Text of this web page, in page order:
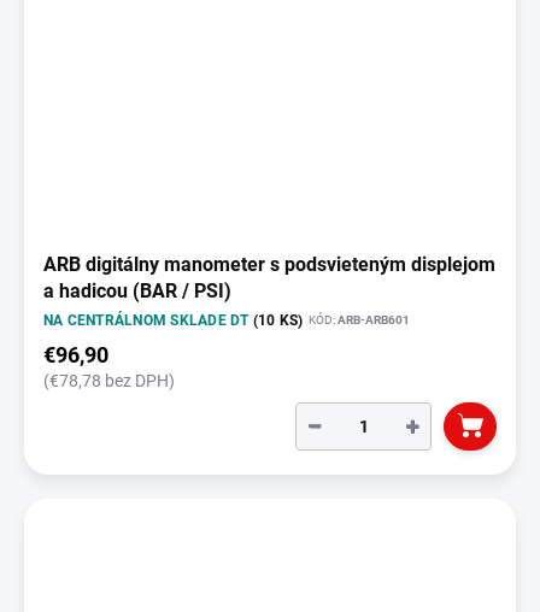
ARB digitálny manometer s podsvieteným displejom
a hadicou (BAR / PSI)
NA CENTRÁLNOM SKLADE DT (10 KS) KÓD:ARB-ARB601
€96,90
(€78,78 bez DPH)
+
−